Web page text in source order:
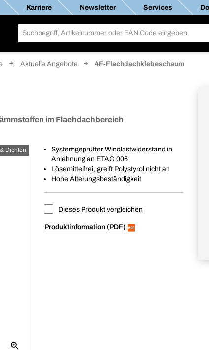
Karriere Newsletter Services
Aktuelle Angebote 4F-Flachdachklebeschaum
im Flachdachbereich
Dichten
Systemgeprüfter Windlastwiderstand in
Anlehnung an ETAG 006
Lösemittelfrei, greift Polystyrol nicht an
Hohe Alterungsbeständigkeit
Dieses Produkt vergleichen
Produktinformation (PDF)